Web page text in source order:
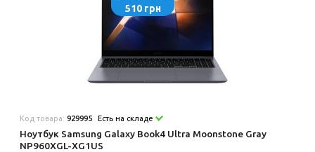
510 грн
Код товара:929995 Есть на складе
Ноутбук Samsung Galaxy Book4 Ultra Moonstone Gray
NP960XGL-XG1US